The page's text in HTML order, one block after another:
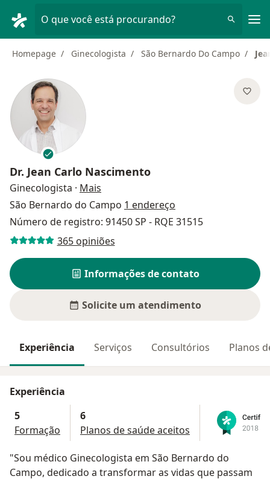
O que você está procurando?
Homepage Ginecologista São Bernardo Do Campo
Dr. Jean Carlo Nascimento
Ginecologista · Mais
São Bernardo do Campo 1 endereço
Número de registro: 91450 SP - RQE 31515
365 opiniões
Informações de contato
Solicite um atendimento
Experiência Serviços Consultórios Planos
Experiência
5
Formação
6
Planos de saúde aceitos
"Sou médico Ginecologista em São Bernardo do
Campo, dedicado a transformar as vidas que passam